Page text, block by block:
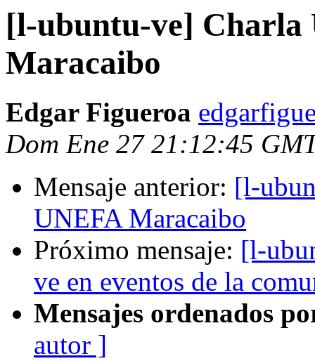
[l-ubuntu-ve] Charla
Maracaibo
Edgar Figueroa
Dom Ene 27 21:12:45
Mensaje anterior: [l-
UNEFA Maracaibo
Próximo mensaje: [l-
ve en eventos de la
Mensajes ordenados
autor ]